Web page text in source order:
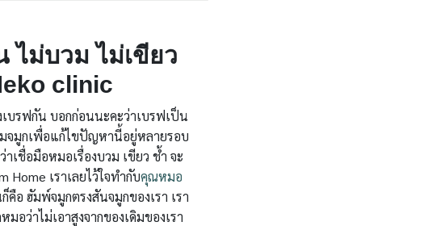
ไม่บวม ไม่เขียว
clinic
บรฟกัน บอกก่อนนะคะว่าเบรฟเป็น
จมูกเพื่อแก้ไขปัญหานี้อยู่หลายรอบ
ชื่อมือหมอเรื่องบวม เขียว ช้ำ จะ
Home เราเลยไว้ใจทำกับคุณหมอ
ฮัมพ์จมูกตรงสันจมูกของเรา เรา
ว่าไม่เอาสูงจากของเดิมของเรา